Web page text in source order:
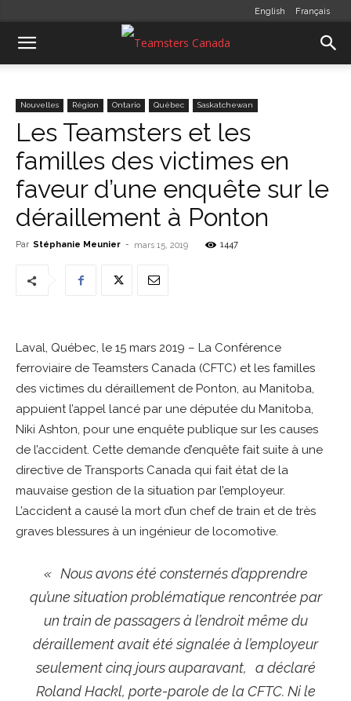
English Français
Nouvelles Région Ontario Québec Saskatchewan
Les Teamsters et les
familles des victimes en
faveur d’une enquête sur le
déraillement à Ponton
Par Stéphanie Meunier - mars 15, 2019 1447
Laval, Québec, le 15 mars 2019 – La Conférence
ferroviaire de Teamsters Canada (CFTC) et les familles
des victimes du déraillement de Ponton, au Manitoba,
appuient l’appel lancé par une députée du Manitoba,
Niki Ashton, pour une enquête publique sur les causes
de l’accident. Cette demande d’enquête fait suite à une
directive de Transports Canada qui fait état de la
mauvaise gestion de la situation par l’employeur.
L’accident a causé la mort d’un chef de train et de très
graves blessures à un ingénieur de locomotive.
« Nous avons été consternés d’apprendre
qu’une situation problématique rencontrée par
un train de passagers à l’endroit même du
déraillement avait été signalée à l’employeur
seulement cinq jours auparavant, a déclaré
Roland Hackl, porte-parole de la CFTC. Ni le